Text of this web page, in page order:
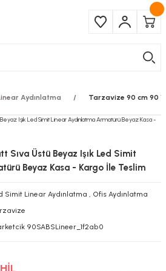
Aydınlatma Tarzavize 90 cm 90
Sıva Üstü Beyaz Işık Led Simit
Beyaz Kasa - Kargo İle Teslim
Simit Linear Aydınlatma , Ofis Aydınlatma
90SABSLineer_1f2ab0